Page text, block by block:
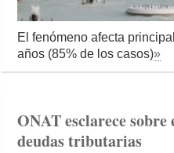
El fenómeno afecta
años (85% de los casos)»
ONAT esclarece
deudas tributarias